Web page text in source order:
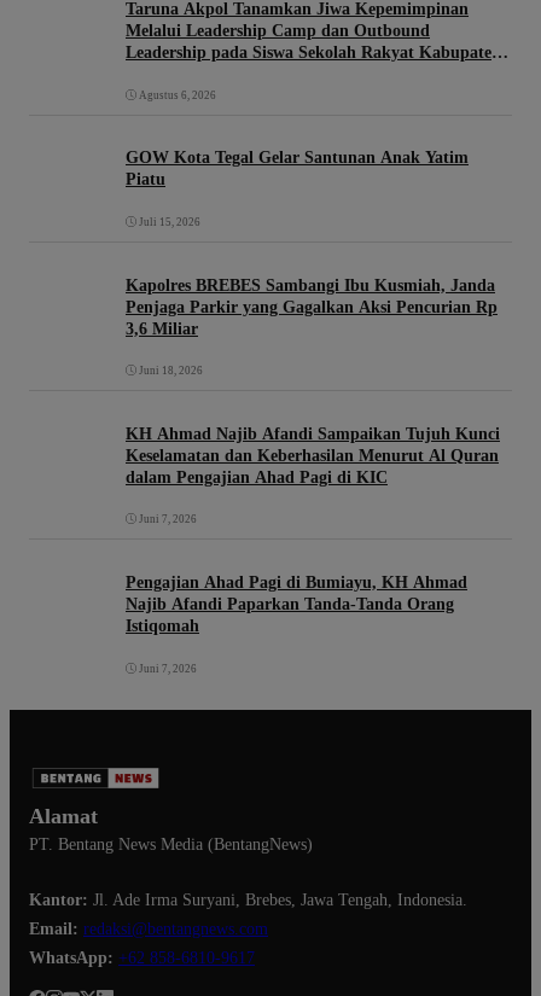
Taruna Akpol Tanamkan Jiwa Kepemimpinan
Melalui Leadership Camp dan Outbound
Leadership pada Siswa Sekolah Rakyat Kabupaten
Agustus 6, 2026
GOW Kota Tegal Gelar Santunan Anak Yatim
Piatu
Juli 15, 2026
Kapolres BREBES Sambangi Ibu Kusmiah, Janda
Penjaga Parkir yang Gagalkan Aksi Pencurian Rp
3,6 Miliar
Juni 18, 2026
KH Ahmad Najib Afandi Sampaikan Tujuh Kunci
Keselamatan dan Keberhasilan Menurut Al Quran
dalam Pengajian Ahad Pagi di KIC
Juni 7, 2026
Pengajian Ahad Pagi di Bumiayu, KH Ahmad
Najib Afandi Paparkan Tanda-Tanda Orang
Istiqomah
Juni 7, 2026
Alamat
PT. Bentang News Media (BentangNews)
Kantor: Jl. Ade Irma Suryani, Brebes, Jawa Tengah, Indonesia.
Email: redaksi@bentangnews.com
WhatsApp: +62 858-6810-9617